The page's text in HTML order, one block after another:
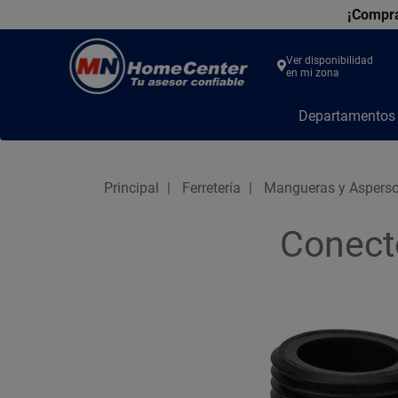
Center
Ver disponibilidad
en mi zona
Departamentos
Principal Ferretería Mangueras y